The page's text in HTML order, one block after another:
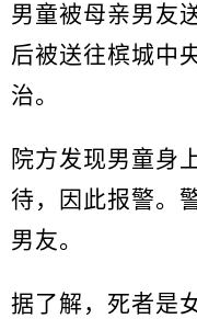
男童被母亲男友
后被送往槟城中
治。
院方发现男童身
待，因此报警。
男友。
据了解，死者是